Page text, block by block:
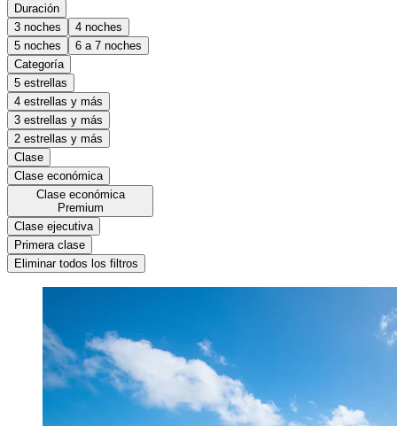
Duración
3 noches
4 noches
5 noches
6 a 7 noches
Categoría
5 estrellas
4 estrellas y más
3 estrellas y más
2 estrellas y más
Clase
Clase económica
Clase económica
Premium
Clase ejecutiva
Primera clase
Eliminar todos los filtros